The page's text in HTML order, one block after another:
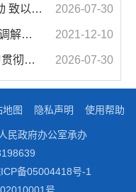
市领导开展“八一”走访慰问活动 致以节日问候 畅叙鱼水深情 2026-07-30
濉溪县举行婚姻家庭纠纷人民调解委员会暨调解志愿者服务团成立仪式 2021-12-10
市委常委会会议强调 深入学习贯彻习近平总书记重要讲话指示精神 高质量推进城市更新 不断提升本质安全水平 汪华东主持会议 2026-07-30
地图 隐私声明 使用帮助
民政府办公室承办
备05004418号-1
号